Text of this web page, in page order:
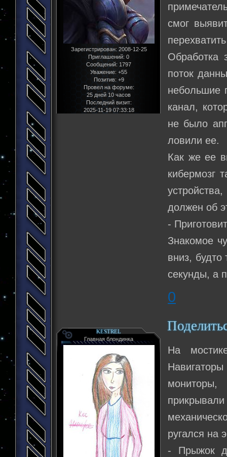
Зарегистрирован: 2008-12-25
Приглашений: 0
Сообщений: 1797
Уважение: +55
Позитив: +9
Провел на форуме:
25 дней 10 часов
Последний визит:
2025-11-19 07:33:18
смог
Обработка
поток
небольшие
канал,
не было
ловили ее.
Как же ее
кибермозг
должен об
-
Знакомое
вниз,
секунды, а
0
KESTREL
Главная блондинка
На
мониторы,
ругался на
- Прыжок